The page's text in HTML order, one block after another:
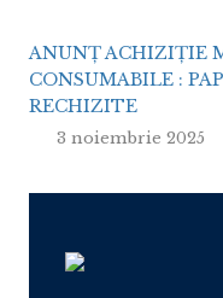
Achizitie Servicii
ANUNȚ ACHIZIȚIE
CONSUMABILE :
RECHIZITE
3 noiembrie 2025